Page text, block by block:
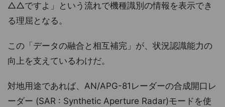
△△ですよ」という流れで機種識別の情報を表示でき
る理屈となる。
この「データの融合と相互補完」が、状況認識能力の
向上を支えているわけだ。
対地用途であれば、AN/APG-81レーダーの合成開口レ
ーダー (SAR : Synthetic Aperture Radar)モードを使